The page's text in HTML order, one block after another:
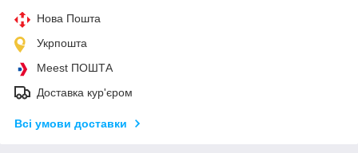
Нова Пошта
Укрпошта
Meest ПОШТА
Доставка кур'єром
Всі умови доставки